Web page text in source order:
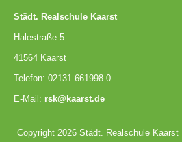
Unterricht
Vertretungsplan
Städt. Realschule Kaarst
Halestraße 5
41564 Kaarst
Telefon: 02131 661998 0
E-Mail: rsk@kaarst.de
Copyright 2026 Städt. Realschule Kaarst |